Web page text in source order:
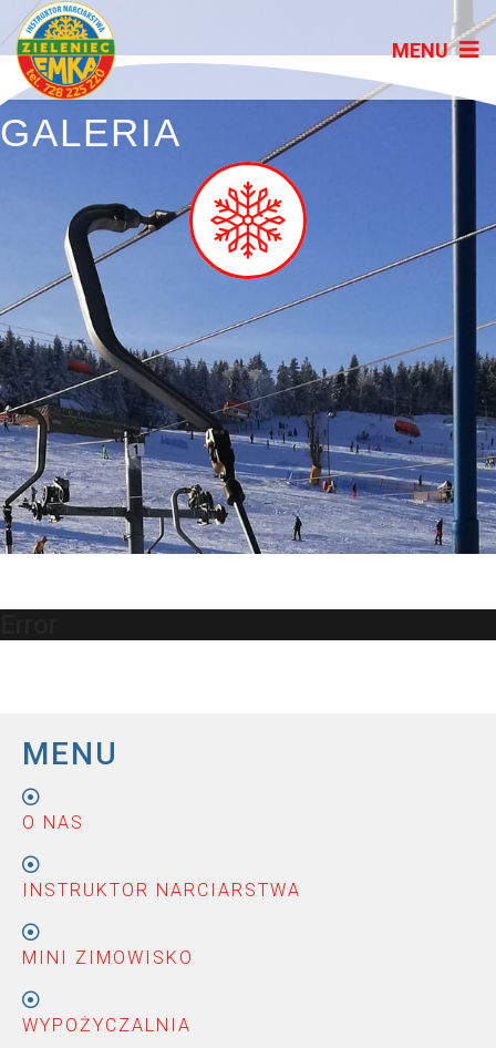
GALERIA
MENU
O NAS
INSTRUKTOR NARCIARSTWA
MINI ZIMOWISKO
WYPOŻYCZALNIA